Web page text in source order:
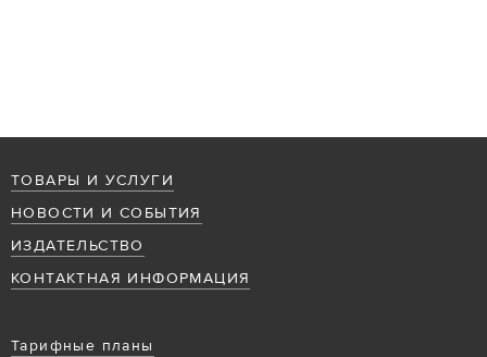
ТОВАРЫ И УСЛУГИ
НОВОСТИ И СОБЫТИЯ
ИЗДАТЕЛЬСТВО
КОНТАКТНАЯ ИНФОРМАЦИЯ
Тарифные планы